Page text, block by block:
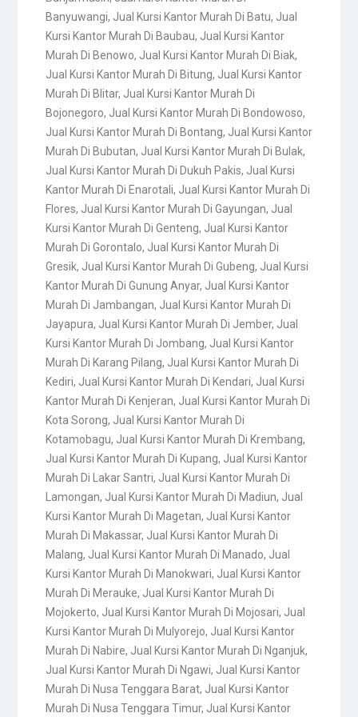
Banyuwangi, Jual Kursi Kantor Murah Di Batu, Jual
Kursi Kantor Murah Di Baubau, Jual Kursi Kantor
Murah Di Benowo, Jual Kursi Kantor Murah Di Biak,
Jual Kursi Kantor Murah Di Bitung, Jual Kursi Kantor
Murah Di Blitar, Jual Kursi Kantor Murah Di
Bojonegoro, Jual Kursi Kantor Murah Di Bondowoso,
Jual Kursi Kantor Murah Di Bontang, Jual Kursi Kantor
Murah Di Bubutan, Jual Kursi Kantor Murah Di Bulak,
Jual Kursi Kantor Murah Di Dukuh Pakis, Jual Kursi
Kantor Murah Di Enarotali, Jual Kursi Kantor Murah Di
Flores, Jual Kursi Kantor Murah Di Gayungan, Jual
Kursi Kantor Murah Di Genteng, Jual Kursi Kantor
Murah Di Gorontalo, Jual Kursi Kantor Murah Di
Gresik, Jual Kursi Kantor Murah Di Gubeng, Jual Kursi
Kantor Murah Di Gunung Anyar, Jual Kursi Kantor
Murah Di Jambangan, Jual Kursi Kantor Murah Di
Jayapura, Jual Kursi Kantor Murah Di Jember, Jual
Kursi Kantor Murah Di Jombang, Jual Kursi Kantor
Murah Di Karang Pilang, Jual Kursi Kantor Murah Di
Kediri, Jual Kursi Kantor Murah Di Kendari, Jual Kursi
Kantor Murah Di Kenjeran, Jual Kursi Kantor Murah Di
Kota Sorong, Jual Kursi Kantor Murah Di
Kotamobagu, Jual Kursi Kantor Murah Di Krembang,
Jual Kursi Kantor Murah Di Kupang, Jual Kursi Kantor
Murah Di Lakar Santri, Jual Kursi Kantor Murah Di
Lamongan, Jual Kursi Kantor Murah Di Madiun, Jual
Kursi Kantor Murah Di Magetan, Jual Kursi Kantor
Murah Di Makassar, Jual Kursi Kantor Murah Di
Malang, Jual Kursi Kantor Murah Di Manado, Jual
Kursi Kantor Murah Di Manokwari, Jual Kursi Kantor
Murah Di Merauke, Jual Kursi Kantor Murah Di
Mojokerto, Jual Kursi Kantor Murah Di Mojosari, Jual
Kursi Kantor Murah Di Mulyorejo, Jual Kursi Kantor
Murah Di Nabire, Jual Kursi Kantor Murah Di Nganjuk,
Jual Kursi Kantor Murah Di Ngawi, Jual Kursi Kantor
Murah Di Nusa Tenggara Barat, Jual Kursi Kantor
Murah Di Nusa Tenggara Timur, Jual Kursi Kantor